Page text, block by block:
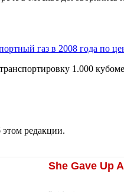
газ в 2008 года по
1.000
редакции.